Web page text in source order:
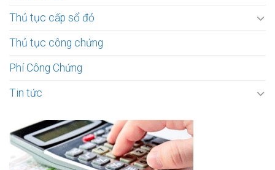
Thủ tục cấp sổ đỏ
Thủ tục công chứng
Phí Công Chứng
Tin tức